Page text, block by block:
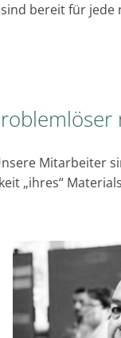
bereit für jede
Mitarbeiter
„ihres“